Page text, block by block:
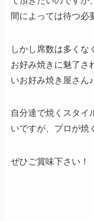
間によっては待つ必
しかし席数は多くな
お好み焼きに魅了さ
いお好み焼き屋さん♪
自分達で焼くスタイ
いですが、プロが焼
ぜひご賞味下さい！